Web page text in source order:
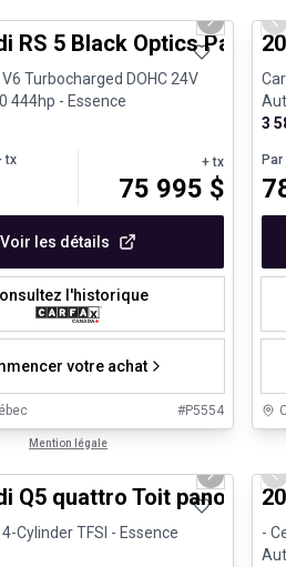
Next slide
RS 5 Black Optics
Turbocharged DOHC 24V
444hp - Essence
tx + tx
75 995 $
Voir les détails
l'historique
votre achat
#P5554
Mention légale
3
certifiés
Next slide
Q5 quattro Toit
Cylinder TFSI - Essence
-